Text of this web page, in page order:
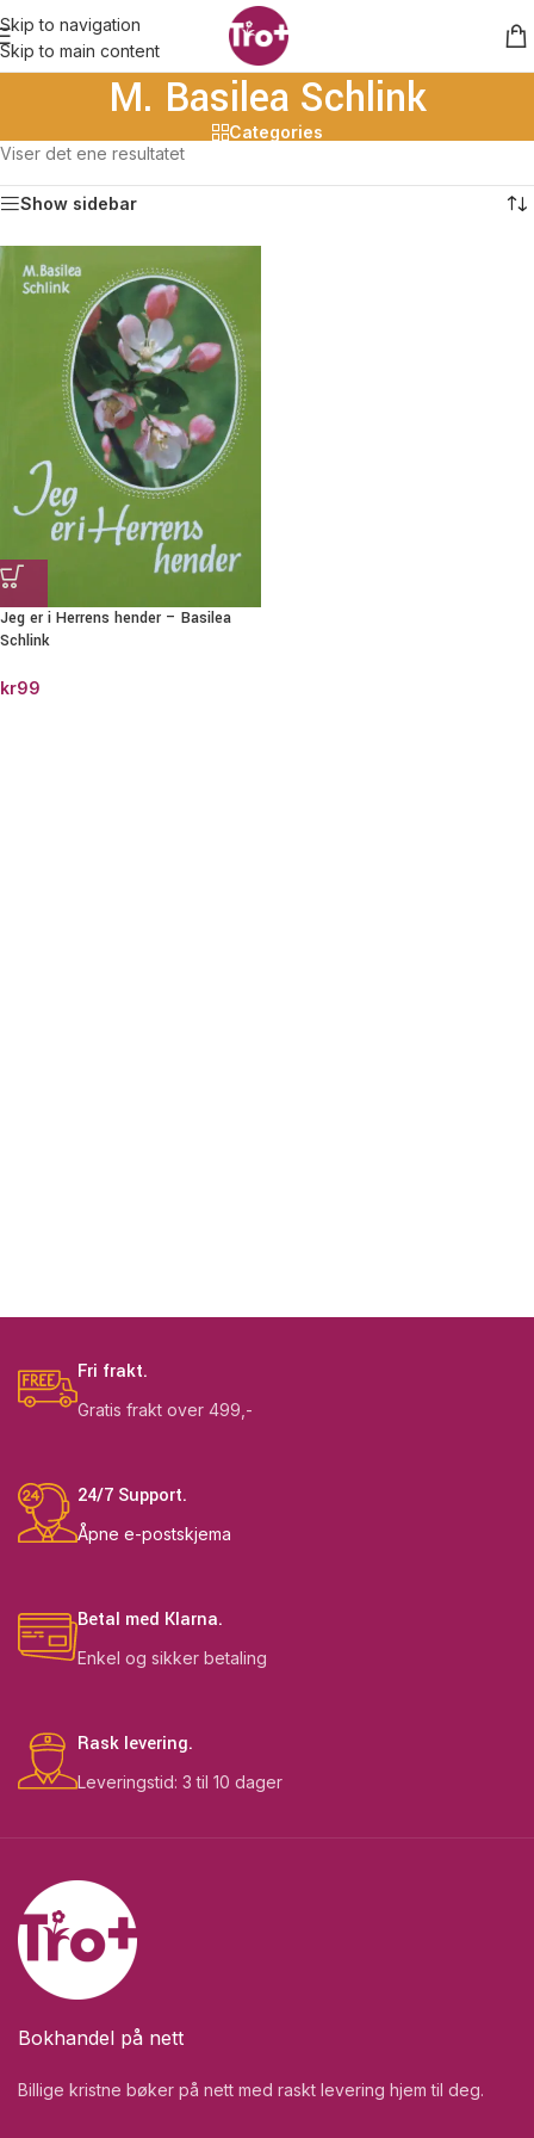
Skip to navigation
Skip to main content
M. Basilea Schlink
Categories
Viser det ene resultatet
Show sidebar
Jeg er i Herrens hender – Basilea
Schlink
kr99
Fri frakt.
Gratis frakt over 499,-
24/7 Support.
Åpne e-postskjema
Betal med Klarna.
Enkel og sikker betaling
Rask levering.
Leveringstid: 3 til 10 dager
Bokhandel på nett
Billige kristne bøker på nett med raskt levering hjem til deg.